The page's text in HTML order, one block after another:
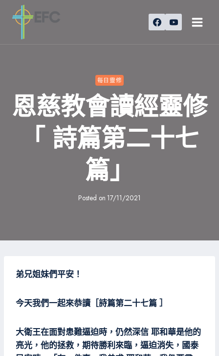
每日靈修
恩慈教會讀經靈修
「 詩篇第二十七
篇」
Posted on 17/11/2021
弟兄姐妹們平安！
今天我們一起來恭讀［詩篇第二十七篇 ］
大衛王在面對患難逼迫時，仍然深信 耶和華是他的
亮光，他的拯救，期待勝利來臨，逼迫消失，國泰